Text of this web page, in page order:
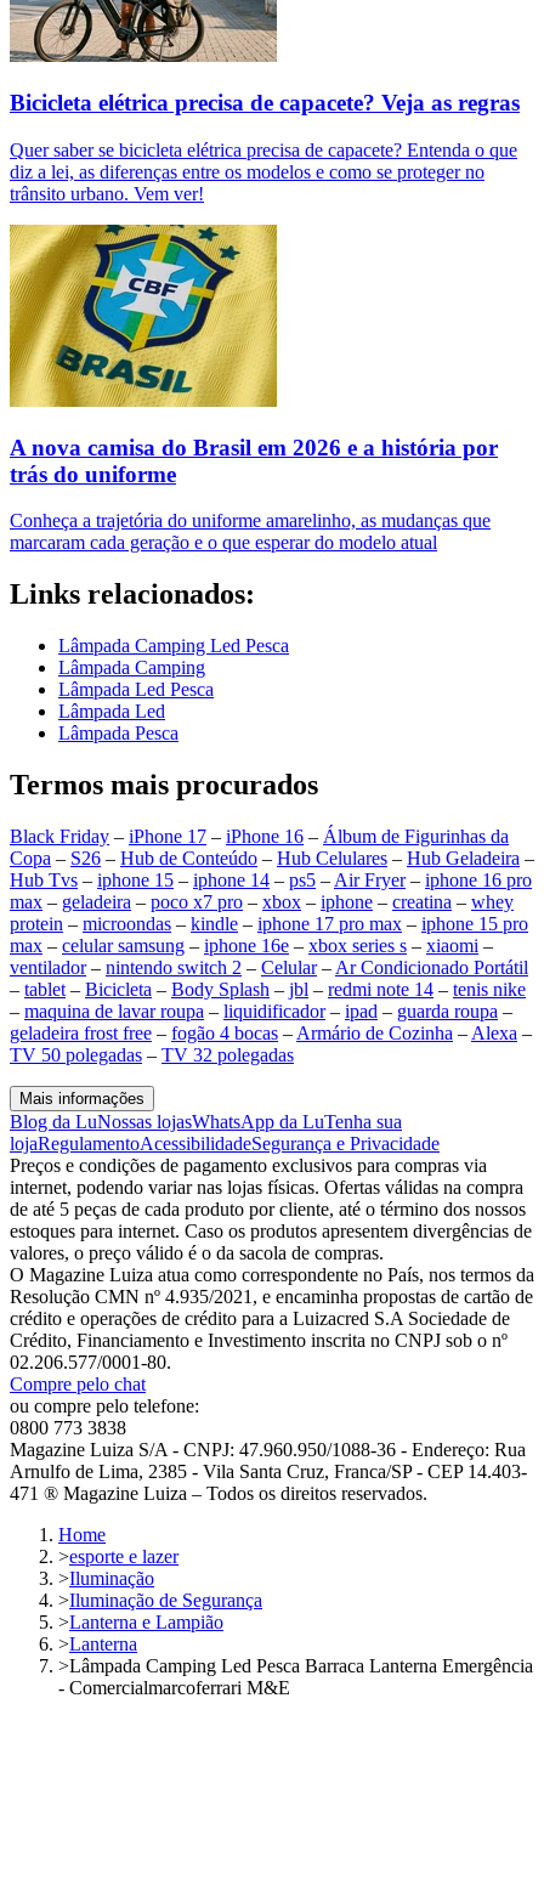
Bicicleta elétrica precisa de capacete? Veja as regras
Quer saber se bicicleta elétrica precisa de capacete? Entenda o que
diz a lei, as diferenças entre os modelos e como se proteger no
trânsito urbano. Vem ver!
A nova camisa do Brasil em 2026 e a história por
trás do uniforme
Conheça a trajetória do uniforme amarelinho, as mudanças que
marcaram cada geração e o que esperar do modelo atual
Links relacionados:
Lâmpada Camping Led Pesca
Lâmpada Camping
Lâmpada Led Pesca
Lâmpada Led
Lâmpada Pesca
Termos mais procurados
Black Friday – iPhone 17 – iPhone 16 – Álbum de Figurinhas da
Copa – S26 – Hub de Conteúdo – Hub Celulares – Hub Geladeira –
Hub Tvs – iphone 15 – iphone 14 – ps5 – Air Fryer– iphone 16 pro
max – geladeira – poco x7 pro – xbox – iphone – creatina – whey
protein – microondas – kindle – iphone 17 pro max – iphone 15 pro
max – celular samsung – iphone 16e – xbox series s – xiaomi –
ventilador– nintendo switch 2 – Celular– Ar Condicionado Portátil
– tablet – Bicicleta – Body Splash – jbl – redmi note 14 – tenis nike
– maquina de lavar roupa – liquidificador– ipad – guarda roupa –
geladeira frost free – fogão 4 bocas – Armário de Cozinha – Alexa –
TV 50 polegadas – TV 32 polegadas
Mais informações
Blog da LuNossas lojasWhatsApp da LuTenha sua
lojaRegulamentoAcessibilidadeSegurança e Privacidade
Preços e condições de pagamento exclusivos para compras via
internet, podendo variar nas lojas físicas. Ofertas válidas na compra
de até 5 peças de cada produto por cliente, até o término dos nossos
estoques para internet. Caso os produtos apresentem divergências de
valores, o preço válido é o da sacola de compras.
O Magazine Luiza atua como correspondente no País, nos termos da
Resolução CMN nº 4.935/2021, e encaminha propostas de cartão de
crédito e operações de crédito para a Luizacred S.A Sociedade de
Crédito, Financiamento e Investimento inscrita no CNPJ sob o nº
02.206.577/0001-80.
Compre pelo chat
ou compre pelo telefone:
0800 773 3838
Magazine Luiza S/A - CNPJ: 47.960.950/1088-36 - Endereço: Rua
Arnulfo de Lima, 2385 - Vila Santa Cruz, Franca/SP - CEP 14.403-
471 ® Magazine Luiza – Todos os direitos reservados.
Home
>esporte e lazer
>Iluminação
>Iluminação de Segurança
>Lanterna e Lampião
>Lanterna
>Lâmpada Camping Led Pesca Barraca Lanterna Emergência
- Comercialmarcoferrari M&E